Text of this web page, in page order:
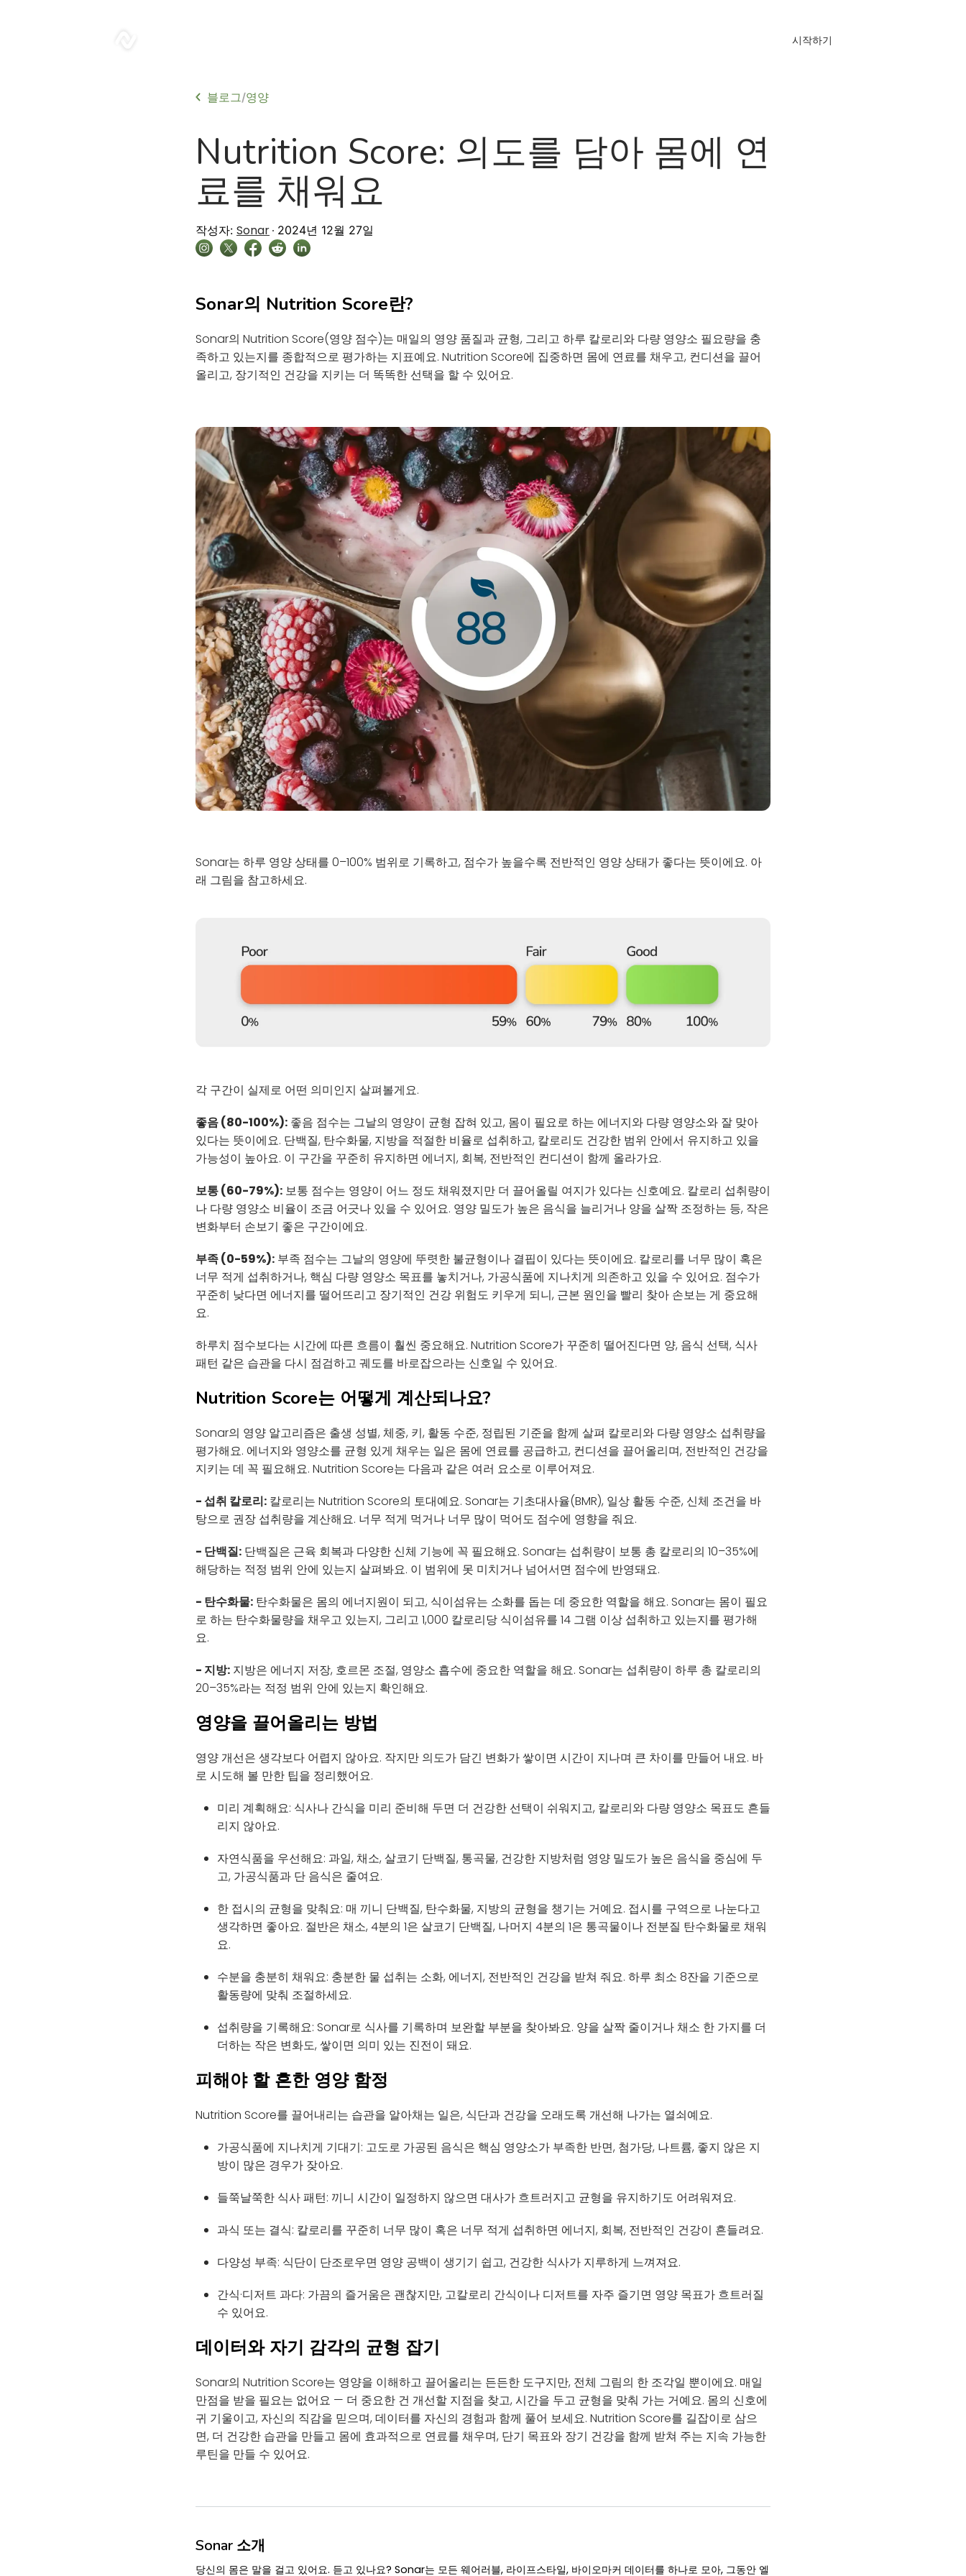
시작하기
블로그/영양
Nutrition Score: 의도를 담아 몸에 연
료를 채워요
작성자: Sonar 2024년 12월 27일
Sonar의 Nutrition Score란?
Sonar의 Nutrition Score(영양 점수)는 매일의 영양 품질과 균형, 그리고 하루 칼로리와 다량 영양소 필요량을 충
족하고 있는지를 종합적으로 평가하는 지표예요. Nutrition Score에 집중하면 몸에 연료를 채우고, 컨디션을 끌어
올리고, 장기적인 건강을 지키는 더 똑똑한 선택을 할 수 있어요.
Sonar는 하루 영양 상태를 0–100% 범위로 기록하고, 점수가 높을수록 전반적인 영양 상태가 좋다는 뜻이에요. 아
래 그림을 참고하세요.
각 구간이 실제로 어떤 의미인지 살펴볼게요.
좋음 (80-100%): 좋음 점수는 그날의 영양이 균형 잡혀 있고, 몸이 필요로 하는 에너지와 다량 영양소와 잘 맞아
있다는 뜻이에요. 단백질, 탄수화물, 지방을 적절한 비율로 섭취하고, 칼로리도 건강한 범위 안에서 유지하고 있을
가능성이 높아요. 이 구간을 꾸준히 유지하면 에너지, 회복, 전반적인 컨디션이 함께 올라가요.
보통 (60-79%): 보통 점수는 영양이 어느 정도 채워졌지만 더 끌어올릴 여지가 있다는 신호예요. 칼로리 섭취량이
나 다량 영양소 비율이 조금 어긋나 있을 수 있어요. 영양 밀도가 높은 음식을 늘리거나 양을 살짝 조정하는 등, 작은
변화부터 손보기 좋은 구간이에요.
부족 (0-59%): 부족 점수는 그날의 영양에 뚜렷한 불균형이나 결핍이 있다는 뜻이에요. 칼로리를 너무 많이 혹은
너무 적게 섭취하거나, 핵심 다량 영양소 목표를 놓치거나, 가공식품에 지나치게 의존하고 있을 수 있어요. 점수가
꾸준히 낮다면 에너지를 떨어뜨리고 장기적인 건강 위험도 키우게 되니, 근본 원인을 빨리 찾아 손보는 게 중요해
요.
하루치 점수보다는 시간에 따른 흐름이 훨씬 중요해요. Nutrition Score가 꾸준히 떨어진다면 양, 음식 선택, 식사
패턴 같은 습관을 다시 점검하고 궤도를 바로잡으라는 신호일 수 있어요.
Nutrition Score는 어떻게 계산되나요?
Sonar의 영양 알고리즘은 출생 성별, 체중, 키, 활동 수준, 정립된 기준을 함께 살펴 칼로리와 다량 영양소 섭취량을
평가해요. 에너지와 영양소를 균형 있게 채우는 일은 몸에 연료를 공급하고, 컨디션을 끌어올리며, 전반적인 건강을
지키는 데 꼭 필요해요. Nutrition Score는 다음과 같은 여러 요소로 이루어져요.
- 섭취 칼로리: 칼로리는 Nutrition Score의 토대예요. Sonar는 기초대사율(BMR), 일상 활동 수준, 신체 조건을 바
탕으로 권장 섭취량을 계산해요. 너무 적게 먹거나 너무 많이 먹어도 점수에 영향을 줘요.
- 단백질: 단백질은 근육 회복과 다양한 신체 기능에 꼭 필요해요. Sonar는 섭취량이 보통 총 칼로리의 10–35%에
해당하는 적정 범위 안에 있는지 살펴봐요. 이 범위에 못 미치거나 넘어서면 점수에 반영돼요.
- 탄수화물: 탄수화물은 몸의 에너지원이 되고, 식이섬유는 소화를 돕는 데 중요한 역할을 해요. Sonar는 몸이 필요
로 하는 탄수화물량을 채우고 있는지, 그리고 1,000 칼로리당 식이섬유를 14 그램 이상 섭취하고 있는지를 평가해
요.
- 지방: 지방은 에너지 저장, 호르몬 조절, 영양소 흡수에 중요한 역할을 해요. Sonar는 섭취량이 하루 총 칼로리의
20–35%라는 적정 범위 안에 있는지 확인해요.
영양을 끌어올리는 방법
영양 개선은 생각보다 어렵지 않아요. 작지만 의도가 담긴 변화가 쌓이면 시간이 지나며 큰 차이를 만들어 내요. 바
로 시도해 볼 만한 팁을 정리했어요.
미리 계획해요: 식사나 간식을 미리 준비해 두면 더 건강한 선택이 쉬워지고, 칼로리와 다량 영양소 목표도 흔들
리지 않아요.
자연식품을 우선해요: 과일, 채소, 살코기 단백질, 통곡물, 건강한 지방처럼 영양 밀도가 높은 음식을 중심에 두
고, 가공식품과 단 음식은 줄여요.
한 접시의 균형을 맞춰요: 매 끼니 단백질, 탄수화물, 지방의 균형을 챙기는 거예요. 접시를 구역으로 나눈다고
생각하면 좋아요. 절반은 채소, 4분의 1은 살코기 단백질, 나머지 4분의 1은 통곡물이나 전분질 탄수화물로 채워
요.
수분을 충분히 채워요: 충분한 물 섭취는 소화, 에너지, 전반적인 건강을 받쳐 줘요. 하루 최소 8잔을 기준으로
활동량에 맞춰 조절하세요.
섭취량을 기록해요: Sonar로 식사를 기록하며 보완할 부분을 찾아봐요. 양을 살짝 줄이거나 채소 한 가지를 더
더하는 작은 변화도, 쌓이면 의미 있는 진전이 돼요.
피해야 할 흔한 영양 함정
Nutrition Score를 끌어내리는 습관을 알아채는 일은, 식단과 건강을 오래도록 개선해 나가는 열쇠예요.
가공식품에 지나치게 기대기: 고도로 가공된 음식은 핵심 영양소가 부족한 반면, 첨가당, 나트륨, 좋지 않은 지
방이 많은 경우가 잦아요.
들쭉날쭉한 식사 패턴: 끼니 시간이 일정하지 않으면 대사가 흐트러지고 균형을 유지하기도 어려워져요.
과식 또는 결식: 칼로리를 꾸준히 너무 많이 혹은 너무 적게 섭취하면 에너지, 회복, 전반적인 건강이 흔들려요.
다양성 부족: 식단이 단조로우면 영양 공백이 생기기 쉽고, 건강한 식사가 지루하게 느껴져요.
간식·디저트 과다: 가끔의 즐거움은 괜찮지만, 고칼로리 간식이나 디저트를 자주 즐기면 영양 목표가 흐트러질
수 있어요.
데이터와 자기 감각의 균형 잡기
Sonar의 Nutrition Score는 영양을 이해하고 끌어올리는 든든한 도구지만, 전체 그림의 한 조각일 뿐이에요. 매일
만점을 받을 필요는 없어요 — 더 중요한 건 개선할 지점을 찾고, 시간을 두고 균형을 맞춰 가는 거예요. 몸의 신호에
귀 기울이고, 자신의 직감을 믿으며, 데이터를 자신의 경험과 함께 풀어 보세요. Nutrition Score를 길잡이로 삼으
면, 더 건강한 습관을 만들고 몸에 효과적으로 연료를 채우며, 단기 목표와 장기 건강을 함께 받쳐 주는 지속 가능한
루틴을 만들 수 있어요.
Sonar 소개
당신의 몸은 말을 걸고 있어요. 듣고 있나요? Sonar는 모든 웨어러블, 라이프스타일, 바이오마커 데이터를 하나로 모아, 그동안 엘